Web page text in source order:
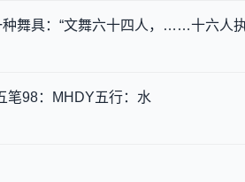
舞具：“文舞六十四人，……十六人执
笔98：MHDY五行：水